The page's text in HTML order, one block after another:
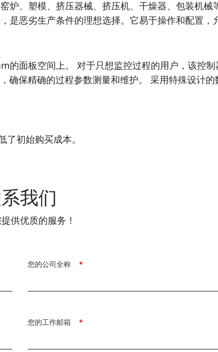
、塑模、挤压器械、挤压机、干燥器、包装机械
恶劣生产条件的理想选择。它易于操作和配置，
面板空间上。 对于只想监控过程的用户，该控
保精确的过程参数测量和维护。 采用特殊设计
了初始购买成本。
我们
供优质的服务！
*
您的公司全称
*
您的工作邮箱